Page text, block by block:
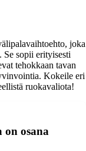
joka
Se sopii erityisesti
tehokkaan tavan
Kokeile eri
ruokavaliota!
osana